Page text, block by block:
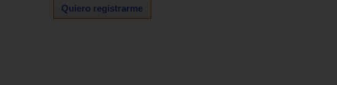
Quiero registrarme